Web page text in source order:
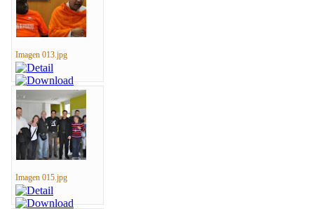
Imagen 013.jpg
Imagen 015.jpg